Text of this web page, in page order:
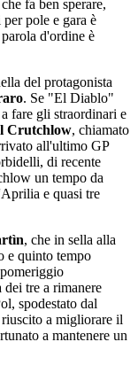
fa ben sperare,
pole e gara è
d'ordine è
del protagonista
. Se "El Diablo"
fare gli straordinari e
Crutchlow, chiamato
all'ultimo GP
di recente
un tempo da
e quasi tre
, che in sella alla
e quinto tempo
dei tre a rimanere
spodestato dal
a migliorare il
a mantenere un